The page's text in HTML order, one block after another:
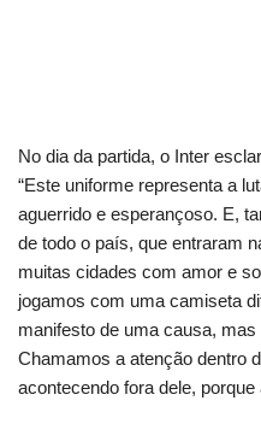
No dia da partida, o Inter
“Este uniforme representa a
aguerrido e esperançoso. E,
de todo o país, que entraram
muitas cidades com amor e
jogamos com uma camiseta
manifesto de uma causa,
Chamamos a atenção dentro
acontecendo fora dele, porque